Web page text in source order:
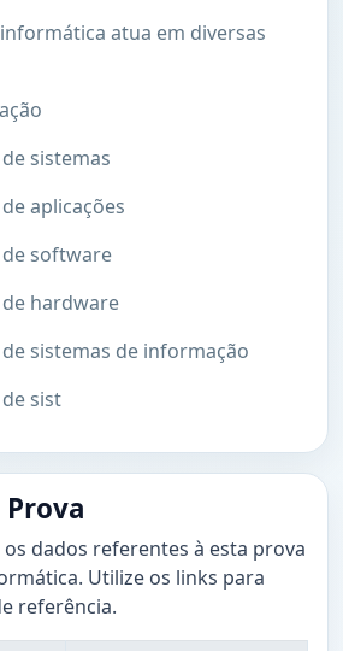
atua em diversas
sistemas
aplicações
software
hardware
sistemas de informação
sist
dados referentes à esta prova
Utilize os links para
referência.